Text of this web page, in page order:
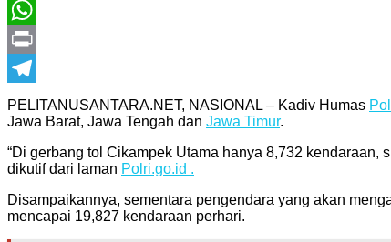
Twitter
WhatsApp
Print
Telegram
PELITANUSANTARA.NET, NASIONAL – Kadiv Humas
Jawa Barat, Jawa Tengah dan Jawa Timur.
“Di gerbang tol Cikampek Utama hanya 8,732 kendaraan,
dikutif dari laman Polri.go.id .
Disampaikannya, sementara pengendara yang akan
mencapai 19,827 kendaraan perhari.